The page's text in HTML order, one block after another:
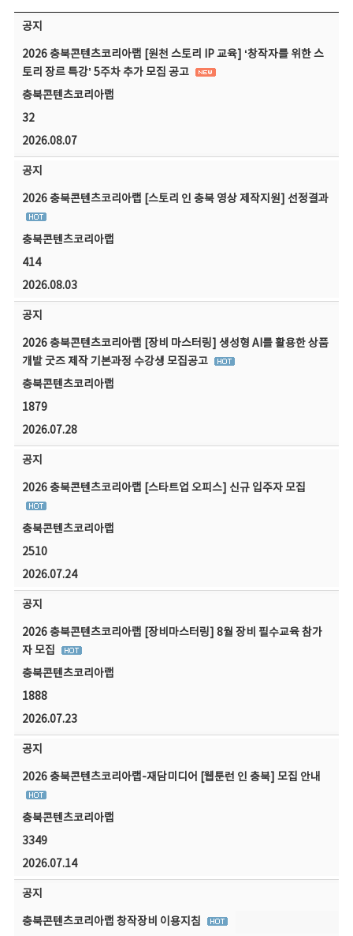
공지사항 목록 - 번호, 제목, 작성자, 파일, 조회수, 작성일 정보 제공
공지
2026 충북콘텐츠코리아랩 [원천 스토리 IP 교육] ‘창작자를 위한 스
토리 장르 특강’ 5주차 추가 모집 공고
충북콘텐츠코리아랩
32
2026.08.07
공지
2026 충북콘텐츠코리아랩 [스토리 인 충북 영상 제작지원] 선정결과
충북콘텐츠코리아랩
414
2026.08.03
공지
2026 충북콘텐츠코리아랩 [장비 마스터링] 생성형 AI를 활용한 상품
개발 굿즈 제작 기본과정 수강생 모집공고
충북콘텐츠코리아랩
1879
2026.07.28
공지
2026 충북콘텐츠코리아랩 [스타트업 오피스] 신규 입주자 모집
충북콘텐츠코리아랩
2510
2026.07.24
공지
2026 충북콘텐츠코리아랩 [장비마스터링] 8월 장비 필수교육 참가
자 모집
충북콘텐츠코리아랩
1888
2026.07.23
공지
2026 충북콘텐츠코리아랩-재담미디어 [웹툰런 인 충북] 모집 안내
충북콘텐츠코리아랩
3349
2026.07.14
공지
충북콘텐츠코리아랩 창작장비 이용지침